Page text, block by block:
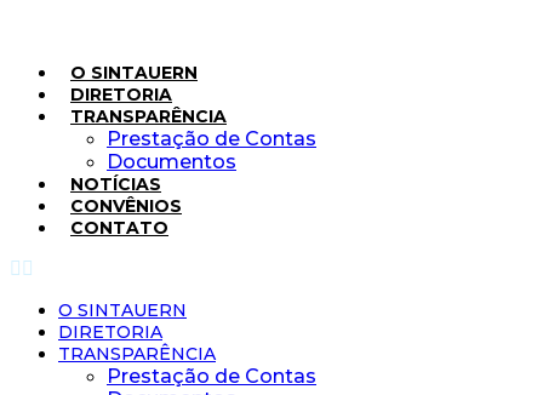
O SINTAUERN
DIRETORIA
TRANSPARÊNCIA
Prestação de Contas
Documentos
NOTÍCIAS
CONVÊNIOS
CONTATO
O SINTAUERN
DIRETORIA
TRANSPARÊNCIA
Prestação de Contas